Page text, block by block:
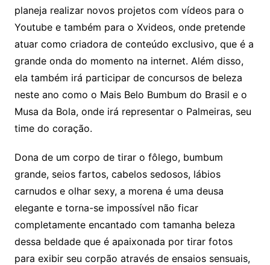
planeja realizar novos projetos com vídeos para o
Youtube e também para o Xvideos, onde pretende
atuar como criadora de conteúdo exclusivo, que é a
grande onda do momento na internet. Além disso,
ela também irá participar de concursos de beleza
neste ano como o Mais Belo Bumbum do Brasil e o
Musa da Bola, onde irá representar o Palmeiras, seu
time do coração.
Dona de um corpo de tirar o fôlego, bumbum
grande, seios fartos, cabelos sedosos, lábios
carnudos e olhar sexy, a morena é uma deusa
elegante e torna-se impossível não ficar
completamente encantado com tamanha beleza
dessa beldade que é apaixonada por tirar fotos
para exibir seu corpão através de ensaios sensuais,